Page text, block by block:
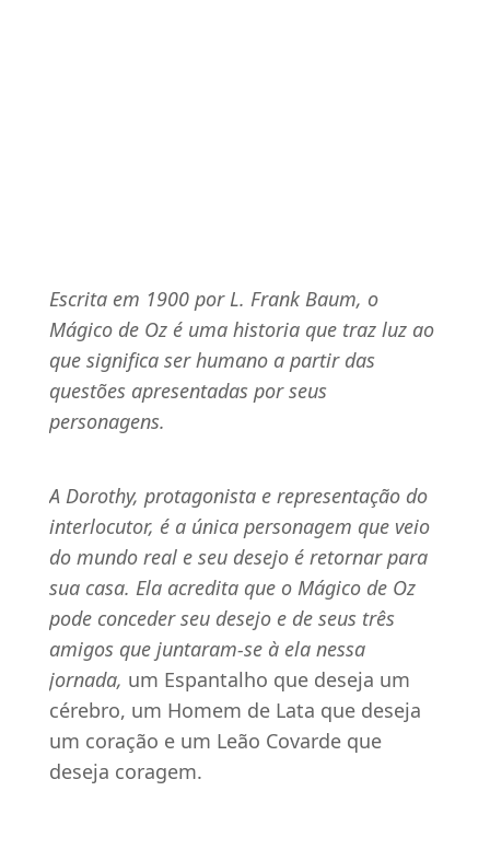
Mágico de Nós
Escrita em 1900 por L. Frank Baum, o
Mágico de Oz é uma historia que traz luz ao
que significa ser humano a partir das
questões apresentadas por seus
personagens.
A Dorothy, protagonista e representação do
interlocutor, é a única personagem que veio
do mundo real e seu desejo é retornar para
sua casa. Ela acredita que o Mágico de Oz
pode conceder seu desejo e de seus três
amigos que juntaram-se à ela nessa
jornada, um Espantalho que deseja um
cérebro, um Homem de Lata que deseja
um coração e um Leão Covarde que
deseja coragem.